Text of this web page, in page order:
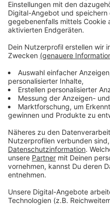
Anzeige
Vorstellen brauchen wir
treibt Jürgen Bangert nun
am Telefon mit seinen
Aber selbst seine 'Opfer'
wenn auch nicht immer.
ihm bekommen könnt, ist
Verfügung. Hier bekommt
"Directors-Cut" - die
Version. Elvis wird sich mit
"Opfern" über die
dabei ergangen ist und